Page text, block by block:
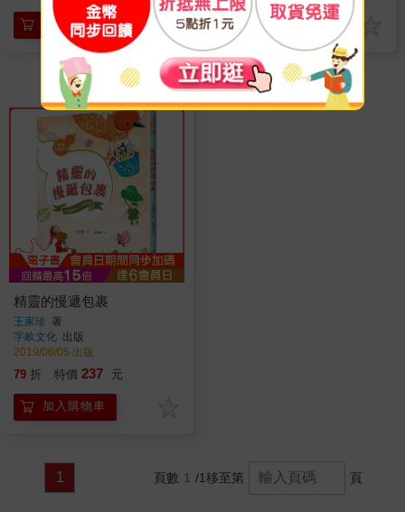
加入購物車 電子書
精靈的慢遞包裹
王家珍 著
字畝文化 出版
2019/06/05 出版
79 折 特價 237 元
加入購物車
1 頁數 1 /1移至第 頁